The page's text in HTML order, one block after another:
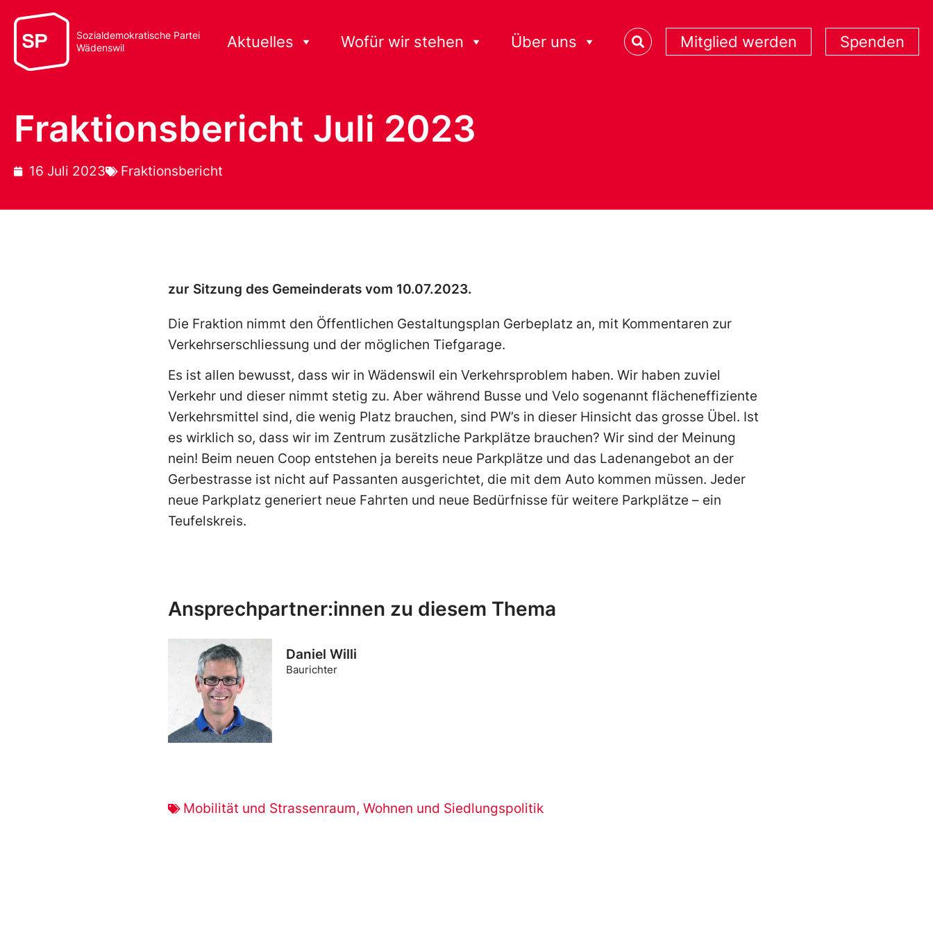
Sozialdemokratische Partei
Wädenswil
Aktuelles Wofür wir stehen Über uns Mitglied werden Spenden
Fraktionsbericht Juli 2023
16 Juli 2023 Fraktionsbericht
zur Sitzung des Gemeinderats vom 10.07.2023.
Die Fraktion nimmt den Öffentlichen Gestaltungsplan Gerbeplatz an, mit Kommentaren zur
Verkehrserschliessung und der möglichen Tiefgarage.
Es ist allen bewusst, dass wir in Wädenswil ein Verkehrsproblem haben. Wir haben zuviel
Verkehr und dieser nimmt stetig zu. Aber während Busse und Velo sogenannt flächeneffiziente
Verkehrsmittel sind, die wenig Platz brauchen, sind PW’s in dieser Hinsicht das grosse Übel. Ist
es wirklich so, dass wir im Zentrum zusätzliche Parkplätze brauchen? Wir sind der Meinung
nein! Beim neuen Coop entstehen ja bereits neue Parkplätze und das Ladenangebot an der
Gerbestrasse ist nicht auf Passanten ausgerichtet, die mit dem Auto kommen müssen. Jeder
neue Parkplatz generiert neue Fahrten und neue Bedürfnisse für weitere Parkplätze – ein
Teufelskreis.
Ansprechpartner:innen zu diesem Thema
Daniel Willi
Baurichter
Mobilität und Strassenraum, Wohnen und Siedlungspolitik